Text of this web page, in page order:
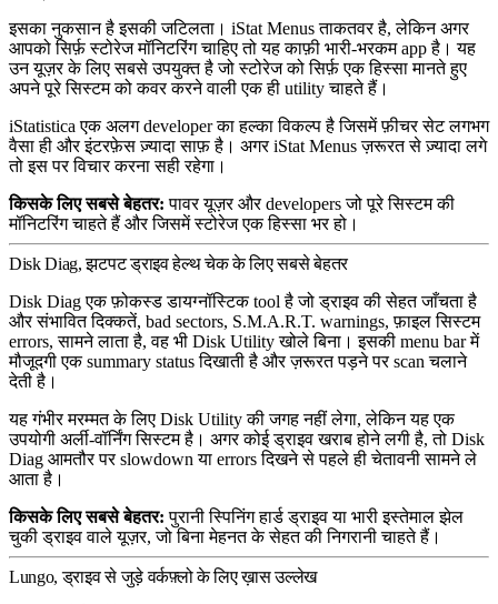
इसका नुकसान है इसकी जटिलता। iStat Menus ताकतवर है, लेकिन अगर
आपको सिर्फ़ स्टोरेज मॉनिटरिंग चाहिए तो यह काफ़ी भारी-भरकम app है। यह
उन यूज़र के लिए सबसे उपयुक्त है जो स्टोरेज को सिर्फ़ एक हिस्सा मानते हुए
अपने पूरे सिस्टम को कवर करने वाली एक ही utility चाहते हैं।
iStatistica एक अलग developer का हल्का विकल्प है जिसमें फ़ीचर सेट लगभग
वैसा ही और इंटरफ़ेस ज़्यादा साफ़ है। अगर iStat Menus ज़रूरत से ज़्यादा लगे
तो इस पर विचार करना सही रहेगा।
किसके लिए सबसे बेहतर: पावर यूज़र और developers जो पूरे सिस्टम की
मॉनिटरिंग चाहते हैं और जिसमें स्टोरेज एक हिस्सा भर हो।
Disk Diag, झटपट ड्राइव हेल्थ चेक के लिए सबसे बेहतर
Disk Diag एक फ़ोकस्ड डायग्नॉस्टिक tool है जो ड्राइव की सेहत जाँचता है
और संभावित दिक्कतें, bad sectors, S.M.A.R.T. warnings, फ़ाइल सिस्टम
errors, सामने लाता है, वह भी Disk Utility खोले बिना। इसकी menu bar में
मौजूदगी एक summary status दिखाती है और ज़रूरत पड़ने पर scan चलाने
देती है।
यह गंभीर मरम्मत के लिए Disk Utility की जगह नहीं लेगा, लेकिन यह एक
उपयोगी अर्ली-वॉर्निंग सिस्टम है। अगर कोई ड्राइव खराब होने लगी है, तो Disk
Diag आमतौर पर slowdown या errors दिखने से पहले ही चेतावनी सामने ले
आता है।
किसके लिए सबसे बेहतर: पुरानी स्पिनिंग हार्ड ड्राइव या भारी इस्तेमाल झेल
चुकी ड्राइव वाले यूज़र, जो बिना मेहनत के सेहत की निगरानी चाहते हैं।
Lungo, ड्राइव से जुड़े वर्कफ़्लो के लिए ख़ास उल्लेख